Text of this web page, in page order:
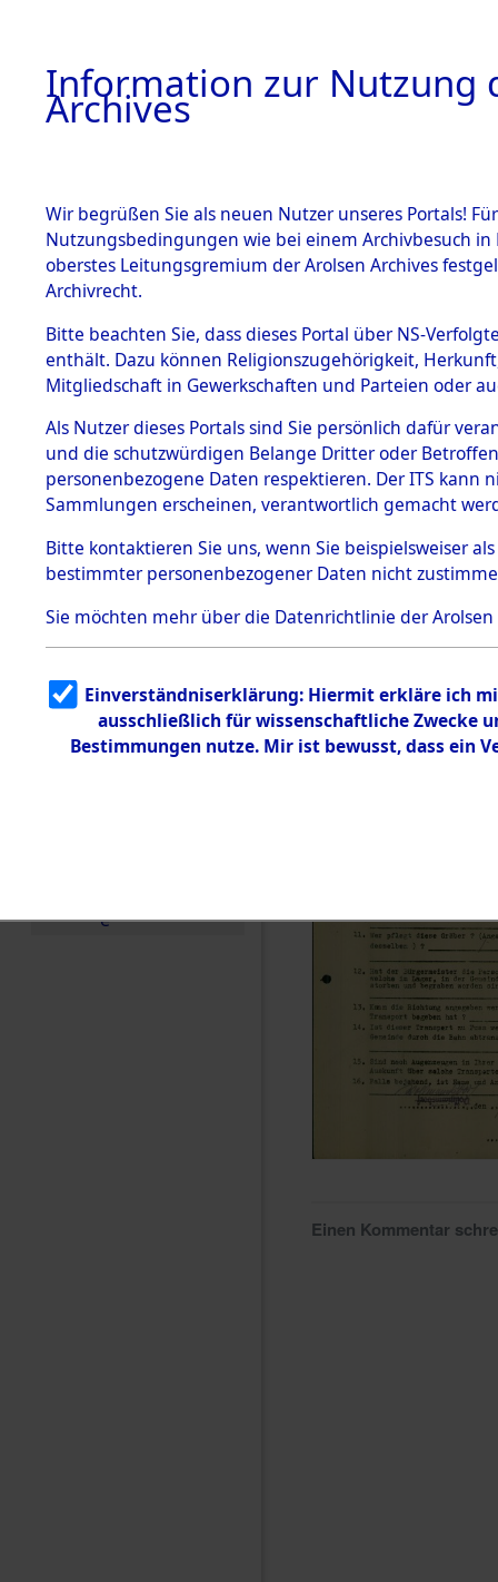
BESTÄNDE
1.
mente
5. Verschiedenes
5.3
Todesmärsche
5.3.1 Alliierte
Erhebungen
zu
Todesmärsch
en
5.3.2
g
5.3.3
Todesmärsch
e
von
Toter aus
Ort ihrer
0001
Einen Kommentar
Information zur Nutzung
Archives
Wir begrüßen Sie als neuen Nutzer unseres Portals!
Nutzungsbedingungen wie bei einem Archivbesuch
oberstes Leitungsgremium der Arolsen Archives
Archivrecht.
Bitte beachten Sie, dass dieses Portal über NS-
enthält. Dazu können Religionszugehörigkeit,
Mitgliedschaft in Gewerkschaften und Parteien oder
Als Nutzer dieses Portals sind Sie persönlich dafür
und die schutzwürdigen Belange Dritter oder
personenbezogene Daten respektieren. Der ITS
Sammlungen erscheinen, verantwortlich gemacht
Bitte kontaktieren Sie uns, wenn Sie beispielsweiser
bestimmter personenbezogener Daten nicht
Sie möchten mehr über die Datenrichtlinie der Arolsen
Einverständniserklärung: Hiermit erkläre ich
ausschließlich für wissenschaftliche Zwecke
Bestimmungen nutze. Mir ist bewusst, dass ein